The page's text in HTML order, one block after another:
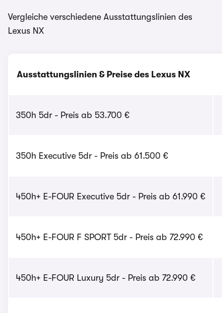
Vergleiche verschiedene Ausstattungslinien des
Lexus NX
Ausstattungslinien & Preise des Lexus NX
350h 5dr - Preis ab 53.700 €
350h Executive 5dr - Preis ab 61.500 €
450h+ E-FOUR Executive 5dr - Preis ab 61.990 €
450h+ E-FOUR F SPORT 5dr - Preis ab 72.990 €
450h+ E-FOUR Luxury 5dr - Preis ab 72.990 €